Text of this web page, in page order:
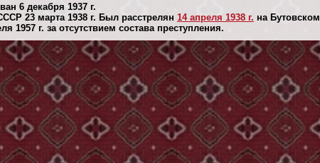
6 декaбря 1937 г.
23 марта 1938 г. Был расстрелян 14 апреля 1938 г. на Бутовском
г. за отсутствием состава преступления.